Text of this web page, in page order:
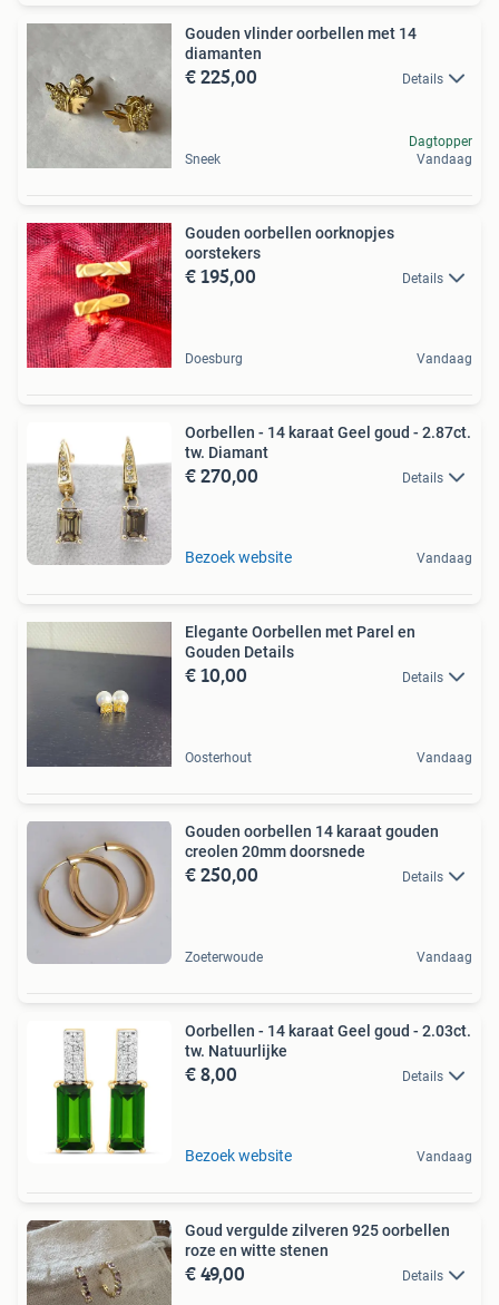
Gouden vlinder oorbellen met 14
diamanten
€ 225,00 Details
Sneek
Dagtopper
Vandaag
Gouden oorbellen oorknopjes
oorstekers
€ 195,00 Details
Doesburg Vandaag
Oorbellen - 14 karaat Geel goud - 2.87ct.
tw. Diamant
€ 270,00 Details
Bezoek website Vandaag
Elegante Oorbellen met Parel en
Gouden Details
€ 10,00 Details
Oosterhout Vandaag
Gouden oorbellen 14 karaat gouden
creolen 20mm doorsnede
€ 250,00 Details
Zoeterwoude Vandaag
Oorbellen - 14 karaat Geel goud - 2.03ct.
tw. Natuurlijke
€ 8,00 Details
Bezoek website Vandaag
Goud vergulde zilveren 925 oorbellen
roze en witte stenen
€ 49,00 Details